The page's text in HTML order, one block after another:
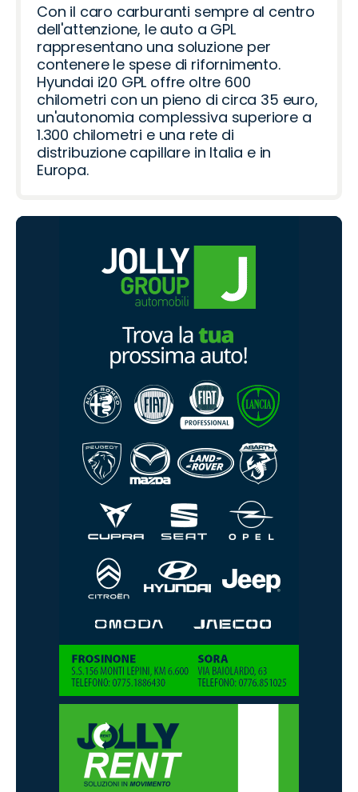
Con il caro carburanti sempre al centro
dell'attenzione, le auto a GPL
rappresentano una soluzione per
contenere le spese di rifornimento.
Hyundai i20 GPL offre oltre 600
chilometri con un pieno di circa 35 euro,
un'autonomia complessiva superiore a
1.300 chilometri e una rete di
distribuzione capillare in Italia e in
Europa.